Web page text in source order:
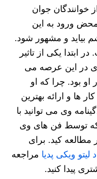
خوانندگان جوان
ورود به این
و مشهور شود.
ابتدا یکی از تاثیر
در این عرصه می
بود. چرا که او
ها و ارائه بهترین
وی می توانید با
که توسط فن های وی
مطالعه کید. برای
لیتو ویکی پدیا مراجعه
پیدا کنید.